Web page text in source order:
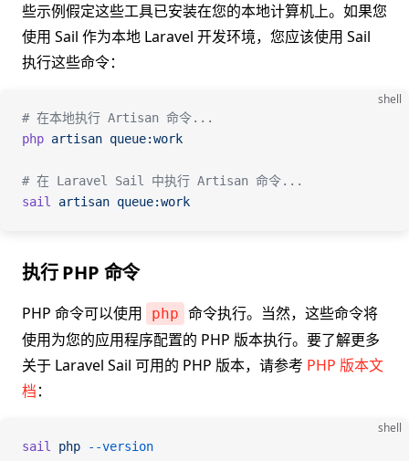
些示例假定这些工具已安装在您的本地计算机上。如果您
使用 Sail 作为本地 Laravel 开发环境，您应该使用 Sail
执行这些命令：
shell
# 在本地执行 Artisan 命令...
php artisan queue:work
# 在 Laravel Sail 中执行 Artisan 命令...
sail
artisan queue:work
执行 PHP 命令
PHP 命令可以使用 php 命令执行。当然，这些命令将
使用为您的应用程序配置的 PHP 版本执行。要了解更多
关于 Laravel Sail 可用的 PHP 版本，请参考 PHP 版本文
档：
shell
sail php --version